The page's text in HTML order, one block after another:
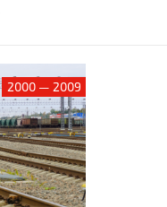
2000 — 2009